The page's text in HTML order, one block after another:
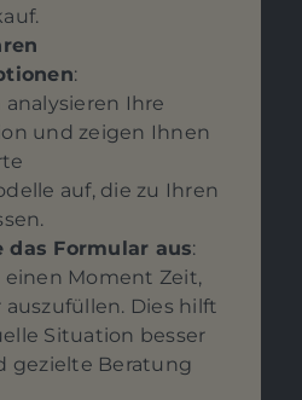
:
Ihre
und zeigen Ihnen
auf, die zu Ihren
das Formular aus:
einen Moment Zeit,
Dies hilft
Situation besser
gezielte Beratung